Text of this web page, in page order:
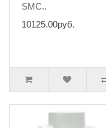
SMC..
10125.00руб.